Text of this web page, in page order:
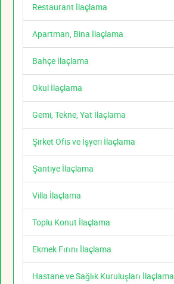
Restaurant İlaçlama
Apartman, Bina İlaçlama
Bahçe İlaçlama
Okul İlaçlama
Gemi, Tekne, Yat İlaçlama
Şirket Ofis ve İşyeri İlaçlama
Şantiye İlaçlama
Villa İlaçlama
Toplu Konut İlaçlama
Ekmek Fırını İlaçlama
Hastane ve Sağlık Kuruluşları İlaçlama